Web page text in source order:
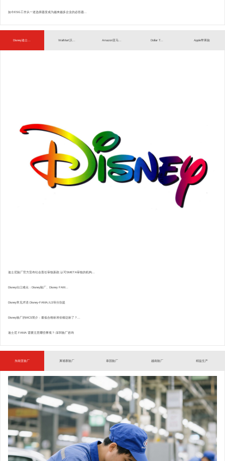
如今ESG工作从一道选择题变成为越来越多企业的必答题...
Disney迪士... WalMart沃... Amazon亚马... Dollar T... Apple苹果验
迪士尼验厂官方宣布社会责任审核新政:认可SMETA审核的机构...
Disney出口难点：Disney验厂、Disney FAM...
Disney常见术语.Disney-FAMA,ILS等分别是
Disney验厂的MCS简介：最低合格标准你都达标了？...
迪士尼 FAMA 需要注意哪些事项？-深圳验厂咨询
东南亚验厂 柬埔寨验厂 泰国验厂 越南验厂 精益生产